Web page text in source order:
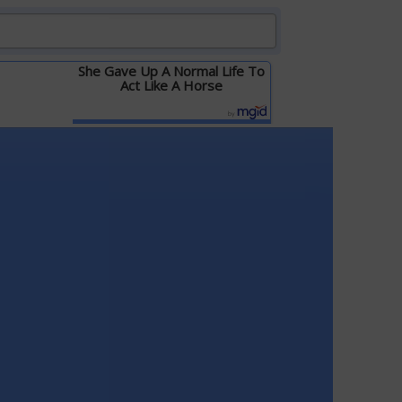
She Gave Up A Normal Life To
Act Like A Horse
Детальніше